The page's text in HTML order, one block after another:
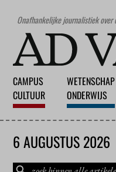
Onafhankelijke journalistiek
CAMPUS
CULTUUR
WETENSCHAP
ONDERWIJS
6 AUGUSTUS 2026